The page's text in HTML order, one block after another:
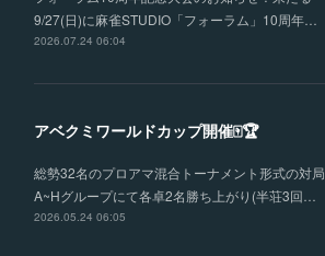
9/27(日)に麻雀STUDIO「フォーラム」10周年…
2026.07.24 06:04
アベクミワールドカップ開催🀄🏆
総勢32名のプロアマ混合トーナメント形式の対局
A~Hグループにて各卓2名勝ち上がり(半荘3回…
2026.05.24 06:05